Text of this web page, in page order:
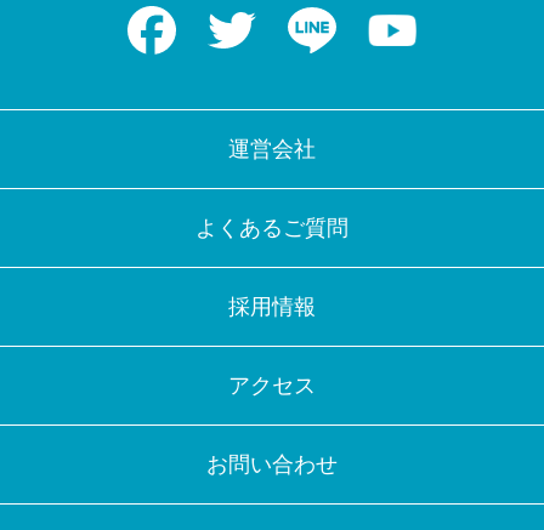
Facebook Twitter LINE
運営会社
よくあるご質問
採用情報
アクセス
お問い合わせ